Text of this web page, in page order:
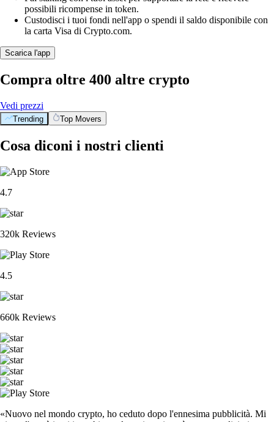
possibili ricompense in token.
Custodisci i tuoi fondi nell'app o spendi il saldo disponibile con
la carta Visa di Crypto.com.
Scarica l'app
Compra oltre 400 altre crypto
Vedi prezzi
Trending Top Movers
Cosa diconi i nostri clienti
4.7
320k Reviews
4.5
660k Reviews
«Nuovo nel mondo crypto, ho ceduto dopo l'ennesima pubblicità. Mi